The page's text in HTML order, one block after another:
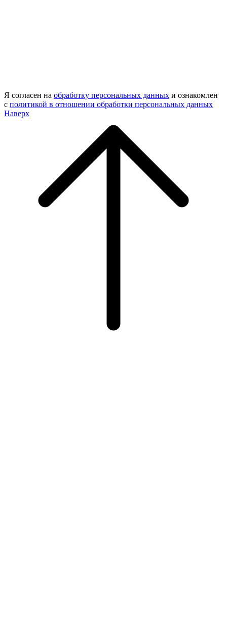
Я согласен на обработку персональных данных и ознакомлен
с политикой в отношении обработки персональных данных
Наверх